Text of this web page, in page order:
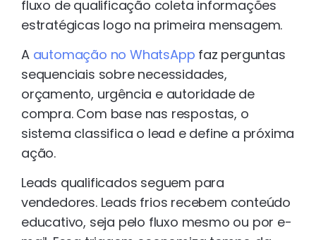
fluxo de qualificação coleta informações
estratégicas logo na primeira mensagem.
A automação no WhatsApp faz perguntas
sequenciais sobre necessidades,
orçamento, urgência e autoridade de
compra. Com base nas respostas, o
sistema classifica o lead e define a próxima
ação.
Leads qualificados seguem para
vendedores. Leads frios recebem conteúdo
educativo, seja pelo fluxo mesmo ou por e-